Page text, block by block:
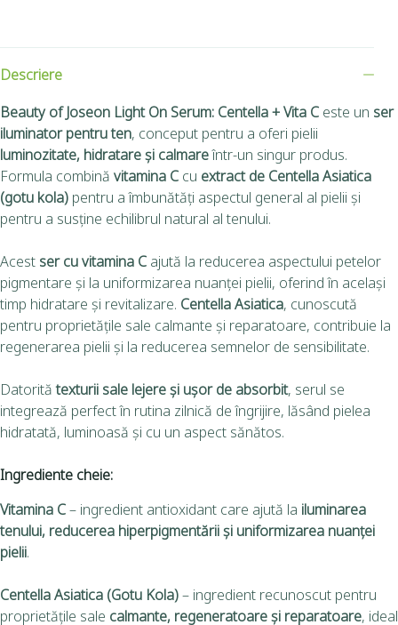
Descriere
Beauty of Joseon Light On Serum: Centella + Vita C este un ser
iluminator pentru ten, conceput pentru a oferi pielii
luminozitate, hidratare și calmareîntr-un singur produs.
Formula combină vitamina C cu extract de Centella Asiatica
(gotu kola) pentru a îmbunătăți aspectul general al pielii și
pentru a susține echilibrul natural al tenului.
Acest ser cu vitamina C ajută la reducerea aspectului petelor
pigmentare și la uniformizarea nuanței pielii, oferind în același
timp hidratare și revitalizare. Centella Asiatica, cunoscută
pentru proprietățile sale calmante și reparatoare, contribuie la
regenerarea pielii și la reducerea semnelor de sensibilitate.
Datoritătexturii sale lejere și ușor de absorbit, serul se
integrează perfect în rutina zilnică de îngrijire, lăsând pielea
hidratată, luminoasă și cu un aspect sănătos.
Ingrediente cheie:
Vitamina C– ingredient antioxidant care ajută la iluminarea
tenului, reducerea hiperpigmentării și uniformizarea nuanței
pielii.
Centella Asiatica (Gotu Kola)– ingredient recunoscut pentru
proprietățile sale calmante, regeneratoare și reparatoare, ideal